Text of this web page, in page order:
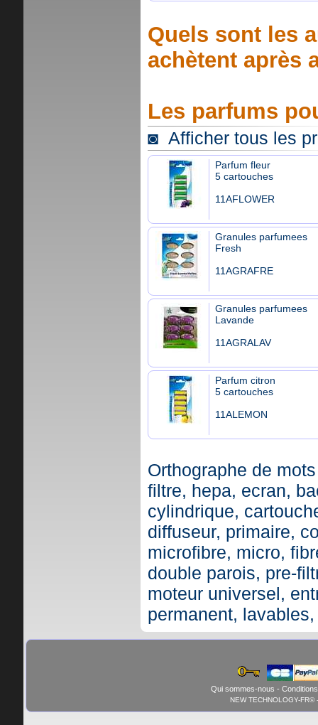
Quels sont les
achètent après
Les parfums
◙ Afficher tous les
Parfum fleur
5 cartouches
11AFLOWER
Granules parfumees
Fresh
11AGRAFRE
Granules parfumees
Lavande
11AGRALAV
Parfum citron
5 cartouches
11ALEMON
Orthographe de
filtre, hepa, ecran,
cylindrique,
diffuseur, primaire,
microfibre, micro,
double parois, pre-
moteur universel,
permanent,
Qui sommes-nous -
NEW TECHNOLOGY-